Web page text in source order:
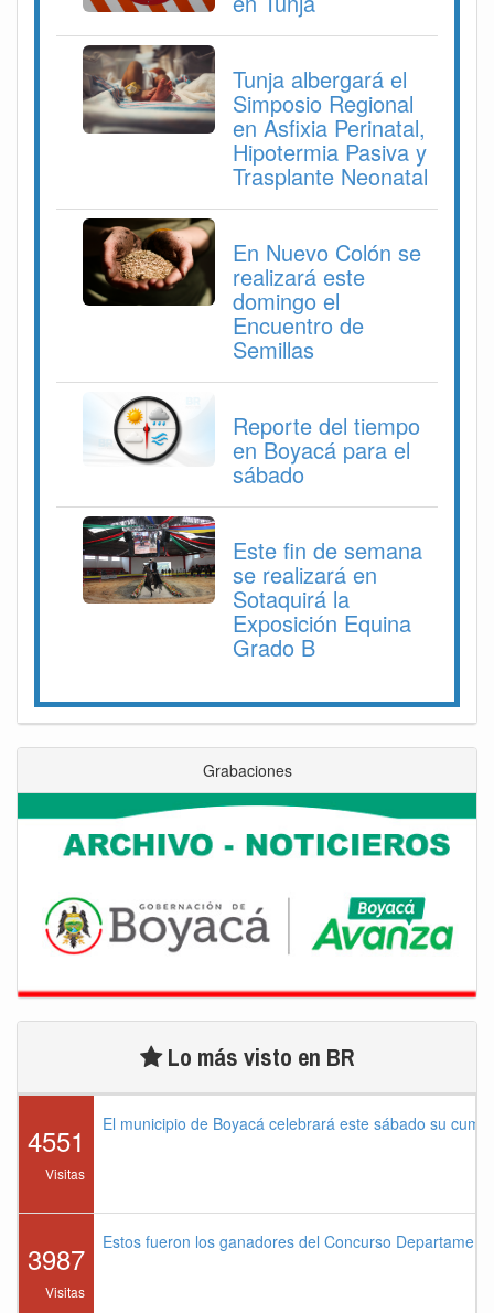
Tunja albergará el
Simposio Regional
en Asfixia Perinatal,
Hipotermia Pasiva y
Trasplante Neonatal
En Nuevo Colón se
realizará este
domingo el
Encuentro de
Semillas
Reporte del tiempo
en Boyacá para el
sábado
Este fin de semana
se realizará en
Sotaquirá la
Exposición Equina
Grado B
Grabaciones
Lo más visto en BR
4551
Visitas
El municipio de Boyacá celebrará este sábado su
3987
Visitas
Estos fueron los ganadores del Concurso